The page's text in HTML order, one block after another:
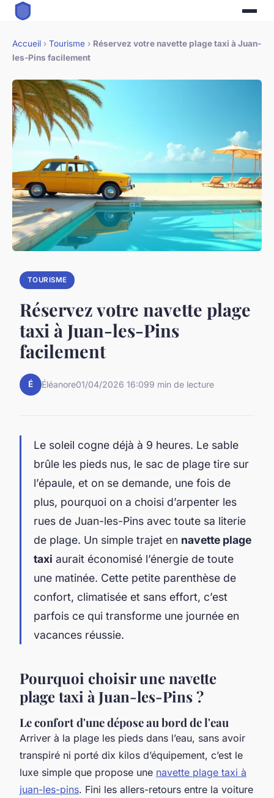
Accueil › Tourisme › Réservez votre navette plage taxi à Juan-
les-Pins facilement
TOURISME
Réservez votre navette plage
taxi à Juan-les-Pins
facilement
É Éléanore01/04/2026 16:099 min de lecture
Le soleil cogne déjà à 9 heures. Le sable
brûle les pieds nus, le sac de plage tire sur
l’épaule, et on se demande, une fois de
plus, pourquoi on a choisi d’arpenter les
rues de Juan-les-Pins avec toute sa literie
de plage. Un simple trajet en navette plage
taxi aurait économisé l’énergie de toute
une matinée. Cette petite parenthèse de
confort, climatisée et sans effort, c’est
parfois ce qui transforme une journée en
vacances réussie.
Pourquoi choisir une navette
plage taxi à Juan-les-Pins ?
Le confort d'une dépose au bord de l'eau
Arriver à la plage les pieds dans l’eau, sans avoir
transpiré ni porté dix kilos d’équipement, c’est le
luxe simple que propose une navette plage taxi à
juan-les-pins. Fini les allers-retours entre la voiture